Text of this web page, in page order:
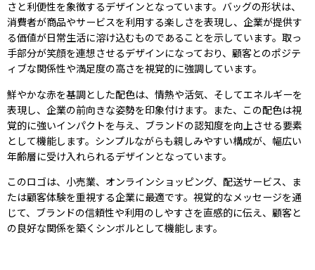
さと利便性を象徴するデザインとなっています。バッグの形状は、
消費者が商品やサービスを利用する楽しさを表現し、企業が提供す
る価値が日常生活に溶け込むものであることを示しています。取っ
手部分が笑顔を連想させるデザインになっており、顧客とのポジテ
ィブな関係性や満足度の高さを視覚的に強調しています。
鮮やかな赤を基調とした配色は、情熱や活気、そしてエネルギーを
表現し、企業の前向きな姿勢を印象付けます。また、この配色は視
覚的に強いインパクトを与え、ブランドの認知度を向上させる要素
として機能します。シンプルながらも親しみやすい構成が、幅広い
年齢層に受け入れられるデザインとなっています。
このロゴは、小売業、オンラインショッピング、配送サービス、ま
たは顧客体験を重視する企業に最適です。視覚的なメッセージを通
じて、ブランドの信頼性や利用のしやすさを直感的に伝え、顧客と
の良好な関係を築くシンボルとして機能します。